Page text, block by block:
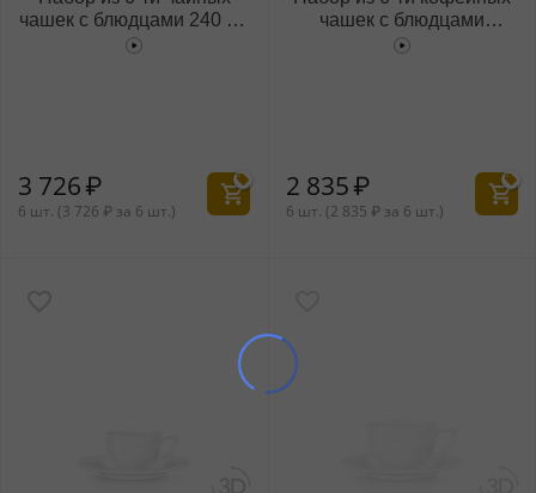
чашек с блюдцами 240 мл
WL‑880105/6C
3 726₽
6 шт. (3 726 ₽ за 6 шт.)
чашек с блюдцами
WL‑880107/6C
2 835₽
6 шт. (2 835 ₽ за 6 шт.)